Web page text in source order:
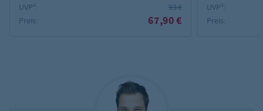
UVP²:
93 €
Preis:
67,90 €
UVP²:
Preis: